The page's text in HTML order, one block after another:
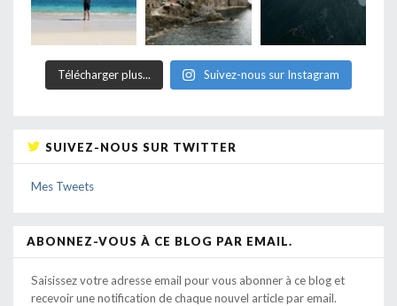
Télécharger plus... Suivez-nous sur Instagram
SUIVEZ-NOUS SUR TWITTER
Mes Tweets
ABONNEZ-VOUS À CE BLOG PAR EMAIL.
Saisissez votre adresse email pour vous abonner à ce blog et
recevoir une notification de chaque nouvel article par email.